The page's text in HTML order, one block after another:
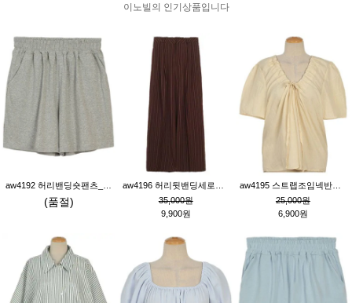
이노빌의 인기상품입니다
(품절)
35,000원
9,900원
25,000원
6,900원